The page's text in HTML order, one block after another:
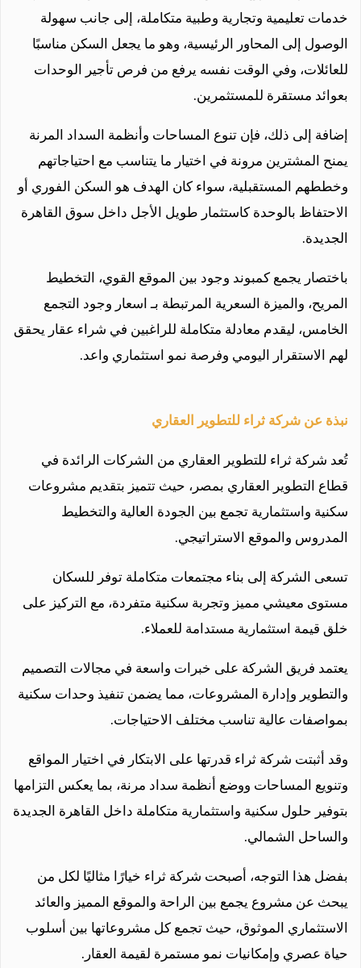
خدمات تعليمية وتجارية وطبية متكاملة، إلى جانب سهولة
الوصول إلى المحاور الرئيسية، وهو ما يجعل السكن مناسبًا
للعائلات، وفي الوقت نفسه يرفع من فرص تأجير الوحدات
بعوائد مستقرة للمستثمرين.
إضافة إلى ذلك، فإن تنوع المساحات وأنظمة السداد المرنة
يمنح المشترين مرونة في اختيار ما يتناسب مع احتياجاتهم
وخططهم المستقبلية، سواء كان الهدف هو السكن الفوري أو
الاحتفاظ بالوحدة كاستثمار طويل الأجل داخل سوق القاهرة
الجديدة.
باختصار يجمع كمبوند وجود بين الموقع القوي، التخطيط
المريح، والميزة السعرية المرتبطة بـ اسعار وجود التجمع
الخامس، ليقدم معادلة متكاملة للراغبين في شراء عقار يحقق
لهم الاستقرار اليومي وفرصة نمو استثماري واعد.
نبذة عن شركة ثراء للتطوير العقاري
تُعد شركة ثراء للتطوير العقاري من الشركات الرائدة في
قطاع التطوير العقاري بمصر، حيث تتميز بتقديم مشروعات
سكنية واستثمارية تجمع بين الجودة العالية والتخطيط
المدروس والموقع الاستراتيجي.
تسعى الشركة إلى بناء مجتمعات متكاملة توفر للسكان
مستوى معيشي مميز وتجربة سكنية متفردة، مع التركيز على
خلق قيمة استثمارية مستدامة للعملاء.
يعتمد فريق الشركة على خبرات واسعة في مجالات التصميم
والتطوير وإدارة المشروعات، مما يضمن تنفيذ وحدات سكنية
بمواصفات عالية تناسب مختلف الاحتياجات.
وقد أثبتت شركة ثراء قدرتها على الابتكار في اختيار المواقع
وتنويع المساحات ووضع أنظمة سداد مرنة، بما يعكس التزامها
بتوفير حلول سكنية واستثمارية متكاملة داخل القاهرة الجديدة
والساحل الشمالي.
بفضل هذا التوجه، أصبحت شركة ثراء خيارًا مثاليًا لكل من
يبحث عن مشروع يجمع بين الراحة والموقع المميز والعائد
الاستثماري الموثوق، حيث تجمع كل مشروعاتها بين أسلوب
حياة عصري وإمكانيات نمو مستمرة لقيمة العقار.